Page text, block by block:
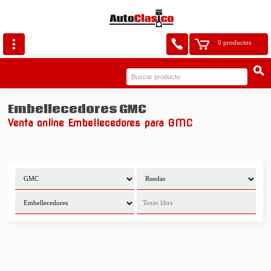
0 productos
Embellecedores GMC
Venta online Embellecedores para GMC